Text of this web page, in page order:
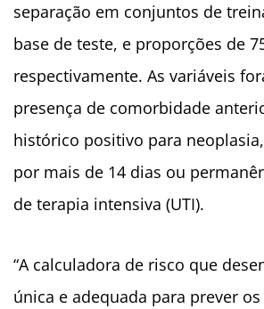
separação em conjuntos de
base de teste, e proporções de
respectivamente. As variáveis
presença de comorbidade
histórico positivo para
por mais de 14 dias ou
de terapia intensiva (UTI).
“A calculadora de risco que
única e adequada para prever